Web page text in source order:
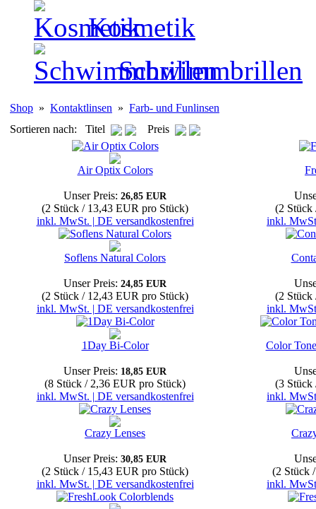
Kosmetik
Schwimmbrillen
Shop » Kontaktlinsen » Farb- und Funlinsen
Sortieren nach: Titel
Preis
Air Optix Colors
Unser Preis: 26,85 EUR
(2 Stück / 13,43 EUR pro Stück)
inkl. MwSt. | DE versandkostenfrei
(2 Stück
inkl.
Soflens Natural Colors
Unser Preis: 24,85 EUR
(2 Stück / 12,43 EUR pro Stück)
inkl. MwSt. | DE versandkostenfrei
(2 Stück
inkl.
1Day Bi-Color
Unser Preis: 18,85 EUR
(8 Stück / 2,36 EUR pro Stück)
inkl. MwSt. | DE versandkostenfrei
Color
(3 Stück
inkl.
Crazy Lenses
Unser Preis: 30,85 EUR
(2 Stück / 15,43 EUR pro Stück)
inkl. MwSt. | DE versandkostenfrei
(2 Stück
inkl.